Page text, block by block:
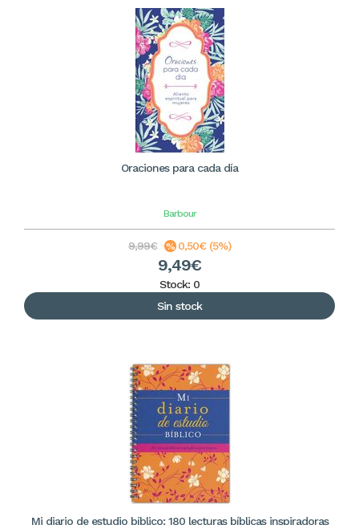
Oraciones para cada día
Barbour
9,99€ 0,50€ (5%)
9,49€
Stock: 0
Sin stock
Mi diario de estudio bíblico: 180 lecturas bíblicas inspiradoras